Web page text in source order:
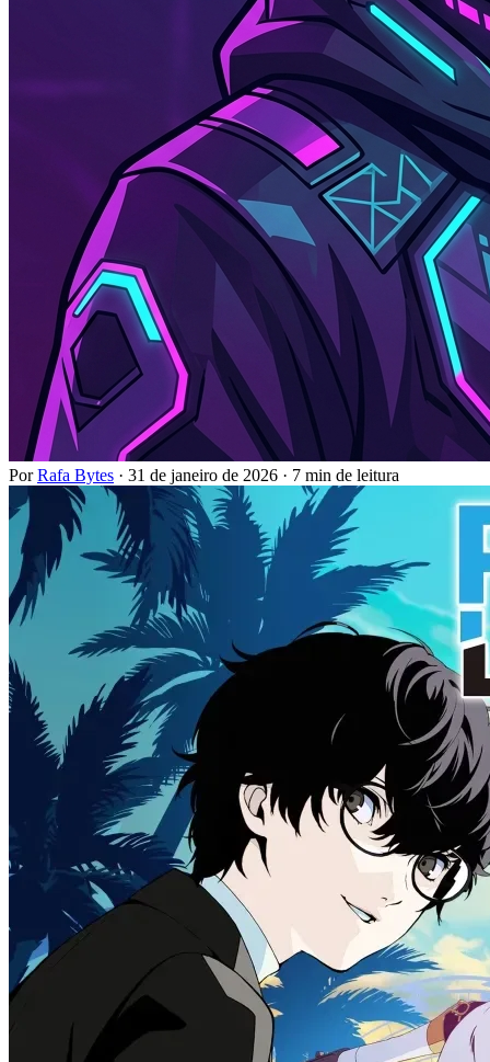
PorRafa Bytes · 31 de janeiro de 2026 · 7 min de leitura